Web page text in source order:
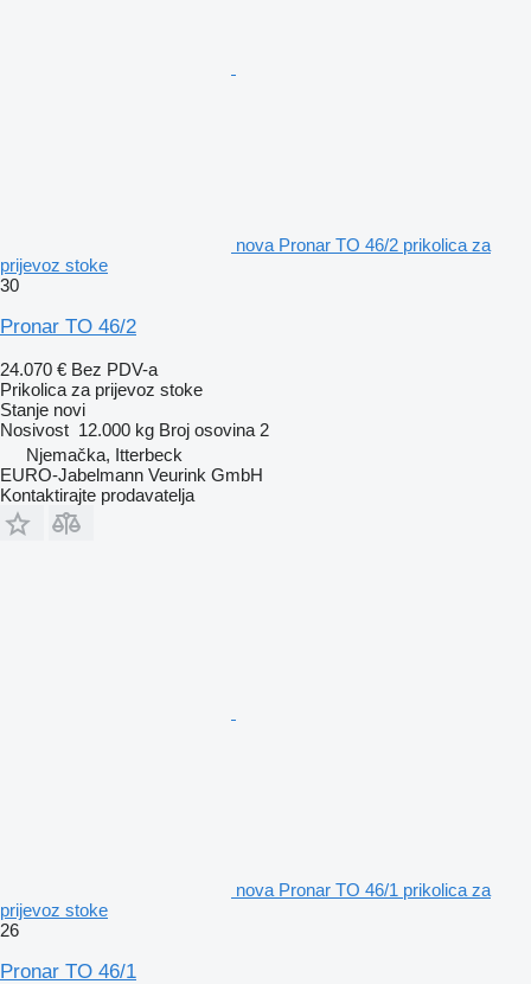
nova Pronar TO 46/2 prikolica za
prijevoz stoke
30
Pronar TO 46/2
24.070 € Bez PDV-a
Prikolica za prijevoz stoke
Stanje novi
Nosivost 12.000 kg Broj osovina 2
Njemačka, Itterbeck
EURO-Jabelmann Veurink GmbH
Kontaktirajte prodavatelja
nova Pronar TO 46/1 prikolica za
prijevoz stoke
26
Pronar TO 46/1